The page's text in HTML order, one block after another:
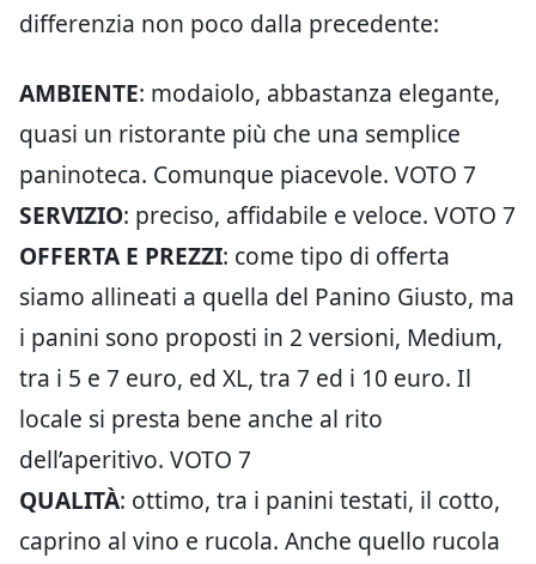
differenzia non poco dalla precedente:
AMBIENTE: modaiolo, abbastanza elegante,
quasi un ristorante più che una semplice
paninoteca. Comunque piacevole. VOTO 7
SERVIZIO: preciso, affidabile e veloce. VOTO 7
OFFERTA E PREZZI: come tipo di offerta
siamo allineati a quella del Panino Giusto, ma
i panini sono proposti in 2 versioni, Medium,
tra i 5 e 7 euro, ed XL, tra 7 ed i 10 euro. Il
locale si presta bene anche al rito
dell’aperitivo. VOTO 7
QUALITÀ: ottimo, tra i panini testati, il cotto,
caprino al vino e rucola. Anche quello rucola